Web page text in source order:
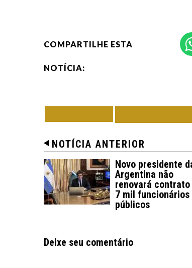
COMPARTILHE ESTA
NOTÍCIA:
NOTÍCIA ANTERIOR
Novo presidente
Argentina não
renovará contrato
7 mil funcionários
públicos
Deixe seu comentário